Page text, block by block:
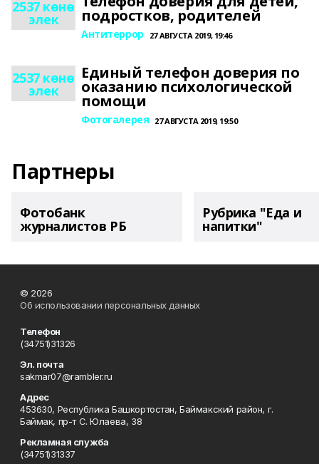
2537 көнө
элек подростков, родителей
Антитеррор 27 АВГУСТА 2019, 19:46
2537 көнө
элек
Единый телефон доверия по
оказанию психологической
помощи
Фотогалерея 27 АВГУСТА 2019, 19:50
Партнеры
Фотобанк
журналистов РБ
Рубрика "Еда и
напитки"
© 2026
Об использовании персональных данных
Телефон
(34751)31326
Эл. почта
sakmar07@rambler.ru
Адрес
453630, Республика Башкортостан, Баймакский район, г.
Баймак, пр-т С. Юлаева, 38
Рекламная служба
(34751)31337